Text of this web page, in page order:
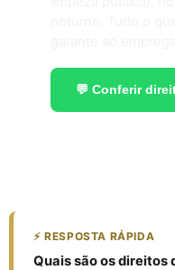
💬 Conferir
⚡ RESPOSTA RÁPIDA
Quais são os direitos